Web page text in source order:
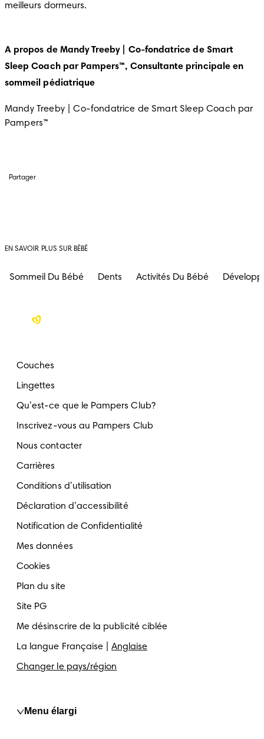
A propos de Mandy Treeby | Co-fondatrice de Smart
Sleep Coach par Pampers™, Consultante principale en
sommeil pédiatrique
Mandy Treeby | Co-fondatrice de Smart Sleep Coach par
Pampers™
Partager
EN SAVOIR PLUS SUR BÉBÉ
Sommeil Du Bébé Dents Activités Du Bébé
Couches
Lingettes
Qu’est-ce que le Pampers Club?
Inscrivez-vous au Pampers Club
Nous contacter
Carrières
Conditions d’utilisation
Déclaration d’accessibilité
Notification de Confidentialité
Mes données
Cookies
Plan du site
Site PG
Me désinscrire de la publicité ciblée
La langue Française Anglaise
Changer le pays/région
Menu élargi